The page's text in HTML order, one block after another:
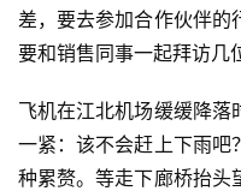
差，要去参加合作伙伴的
要和销售同事一起拜访几
飞机在江北机场缓缓降落
一紧：该不会赶上下雨吧
种累赘。等走下廊桥抬头